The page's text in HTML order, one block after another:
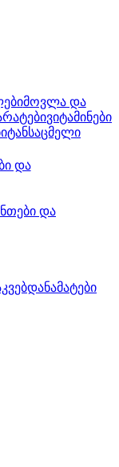
მოვლა და
ვიტამინები
ტანსაცმელი
და
და